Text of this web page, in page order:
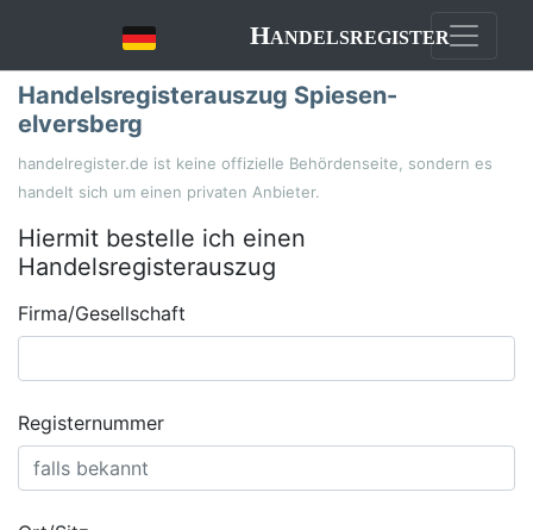
Handelsregister
Handelsregisterauszug Spiesen-
elversberg
handelregister.de ist keine offizielle Behördenseite, sondern es
handelt sich um einen privaten Anbieter.
Hiermit bestelle ich einen
Handelsregisterauszug
Firma/Gesellschaft
Registernummer